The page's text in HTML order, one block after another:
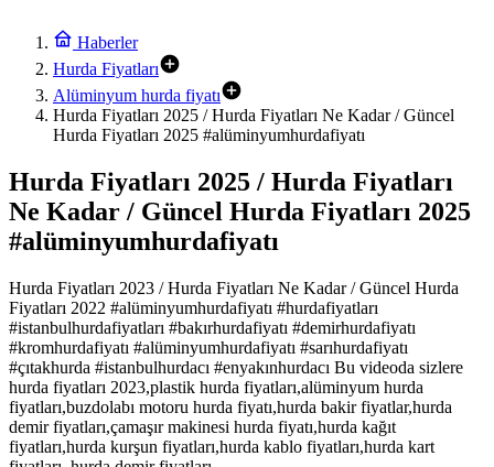
Haberler
Hurda Fiyatları
Alüminyum hurda fiyatı
Hurda Fiyatları 2025 / Hurda Fiyatları Ne Kadar / Güncel
Hurda Fiyatları 2025 #alüminyumhurdafiyatı
Hurda Fiyatları 2025 / Hurda Fiyatları
Ne Kadar / Güncel Hurda Fiyatları 2025
#alüminyumhurdafiyatı
Hurda Fiyatları 2023 / Hurda Fiyatları Ne Kadar / Güncel Hurda
Fiyatları 2022 #alüminyumhurdafiyatı #hurdafiyatları
#istanbulhurdafiyatları #bakırhurdafiyatı #demirhurdafiyatı
#kromhurdafiyatı #alüminyumhurdafiyatı #sarıhurdafiyatı
#çıtakhurda #istanbulhurdacı #enyakınhurdacı Bu videoda sizlere
hurda fiyatları 2023,plastik hurda fiyatları,alüminyum hurda
fiyatları,buzdolabı motoru hurda fiyatı,hurda bakir fiyatlar,hurda
demir fiyatları,çamaşır makinesi hurda fiyatı,hurda kağıt
fiyatları,hurda kurşun fiyatları,hurda kablo fiyatları,hurda kart